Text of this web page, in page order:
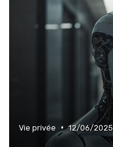
Vie privée • 12/06/2025